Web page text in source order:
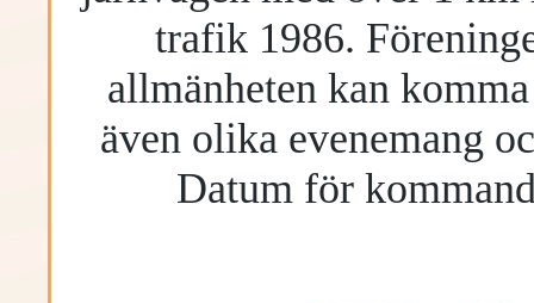
trafik 1986.
allmänheten kan
även olika evenemang
Datum för